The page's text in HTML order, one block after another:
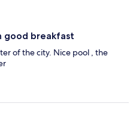
good breakfast
of the city. Nice pool , the